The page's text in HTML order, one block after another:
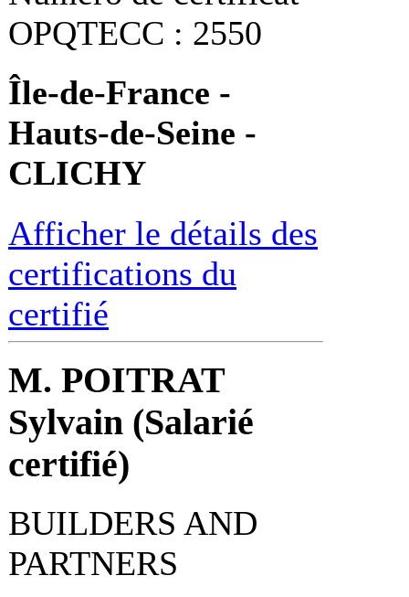
OPQTECC : 2550
Île-de-France -
Hauts-de-Seine -
CLICHY
Afficher le détails des
certifications du
certifié
M. POITRAT
Sylvain (Salarié
certifié)
BUILDERS AND
PARTNERS